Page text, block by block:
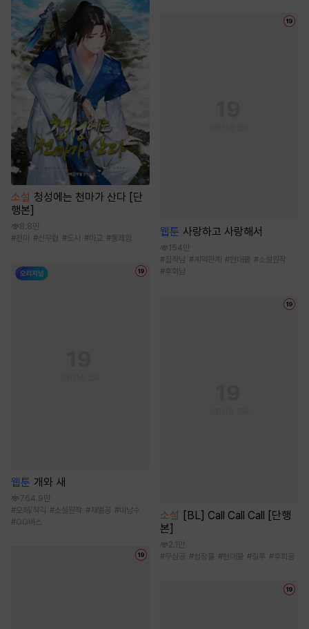
소설 청성에는 천마가 산다 [단
행본]
8.8만
#천마 #신무협 #도사 #마교 #통쾌함
웹툰 개와 새
764.9만
#오해/착각 #소설원작 # 재벌공 #미남수
#OO버스
웹툰 사랑하고 사랑해서
154만
#집착남 #계약관계 #현대물 #소설원작
#후회남
소설 [BL] Call Call Call [단행
본]
2.1만
#무심공 #성장물 #현대물 #질투 #후회공